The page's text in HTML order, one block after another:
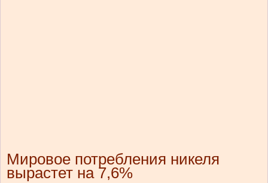
Мировое потребления никеля
вырастет на 7,6%